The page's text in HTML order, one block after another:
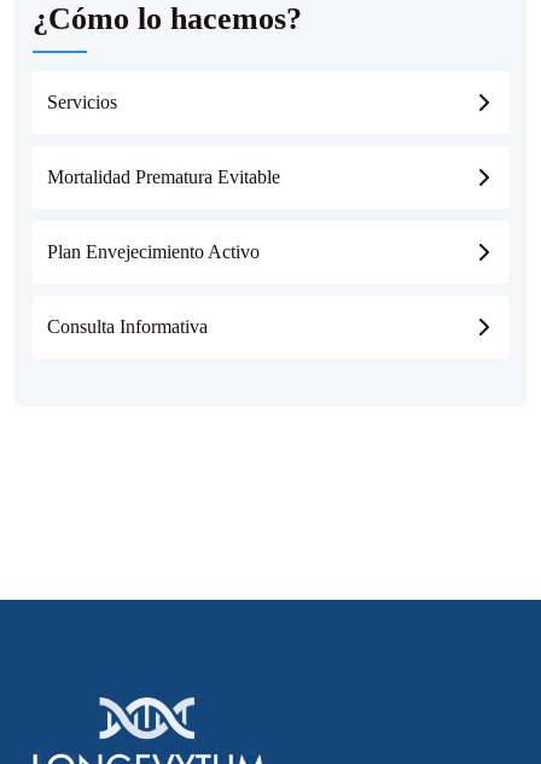
¿Cómo lo hacemos?
Servicios
Mortalidad Prematura Evitable
Plan Envejecimiento Activo
Consulta Informativa